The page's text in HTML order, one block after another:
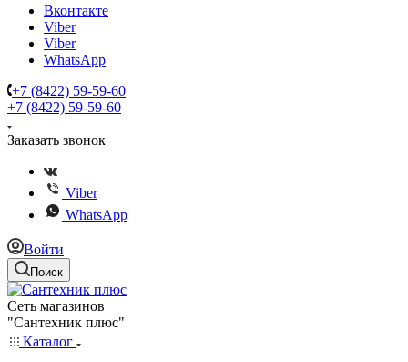
Вконтакте
Viber
Viber
WhatsApp
+7 (8422) 59-59-60
+7 (8422) 59-59-60
Заказать звонок
Viber
WhatsApp
Войти
Поиск
Сеть магазинов
"Сантехник плюс"
Каталог